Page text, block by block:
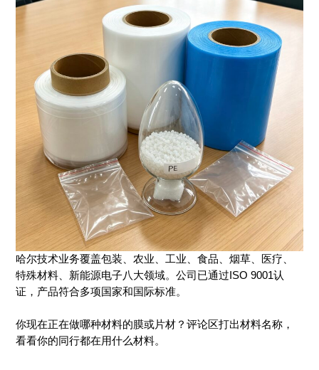
哈尔技术业务覆盖包装、农业、工业、食品、烟草、医疗、
特殊材料、新能源电子八大领域。公司已通过ISO 9001认
证，产品符合多项国家和国际标准。
你现在正在做哪种材料的膜或片材？评论区打出材料名称，
看看你的同行都在用什么材料。